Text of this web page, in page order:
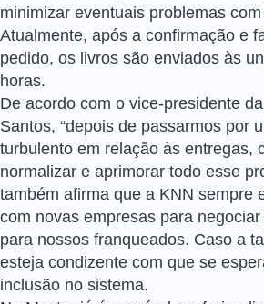
minimizar eventuais problemas
Atualmente, após a confirmação e
pedido, os livros são enviados às
horas.
De acordo com o vice-presidente
Santos, “depois de passarmos por
turbulento em relação às entregas,
normalizar e aprimorar todo esse
também afirma que a KNN sempre
com novas empresas para
para nossos franqueados. Caso a
esteja condizente com que se
inclusão no sistema.